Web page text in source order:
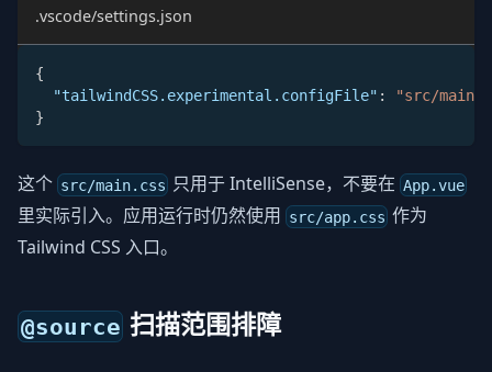
.vscode/settings.json
{
"tailwindCSS.experimental.configFile" :
"src/
}
这个 src/main.css 只用于 IntelliSense，不要在App.vue
里实际引入。应用运行时仍然使用 src/app.css 作为
Tailwind CSS 入口。
@source 扫描范围排障